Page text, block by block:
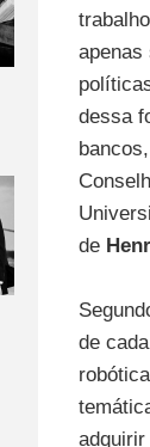
apenas
dessa
de
de